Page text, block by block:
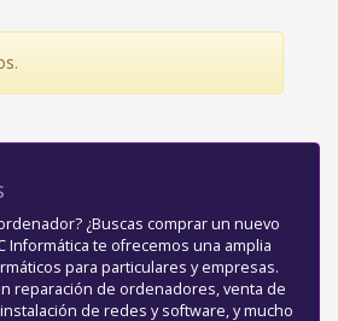
¿Buscas comprar un nuevo
Informática te ofrecemos una amplia
para particulares y empresas.
reparación de ordenadores, venta de
de redes y software, y mucho